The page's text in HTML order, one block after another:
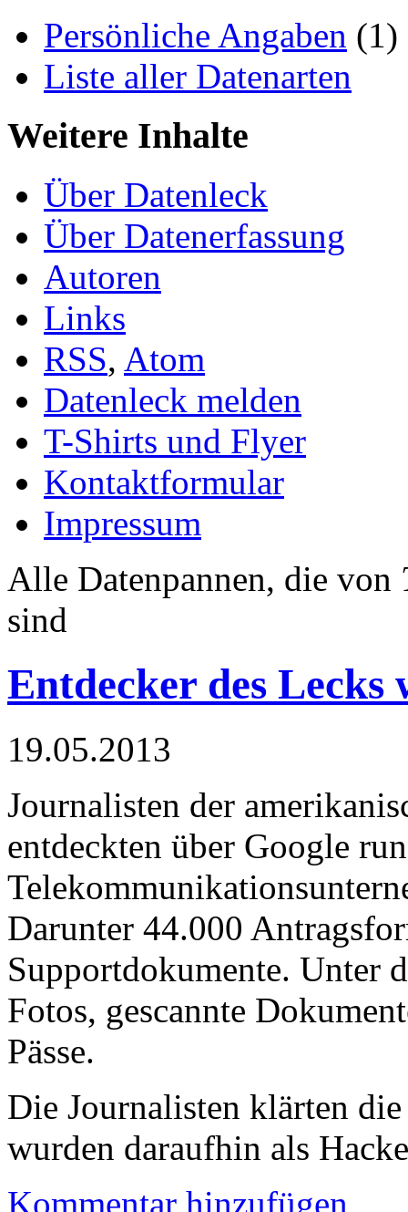
Persönliche Angaben (1)
Liste aller Datenarten
Weitere Inhalte
Über Datenleck
Über Datenerfassung
Autoren
Links
RSS, Atom
Datenleck melden
T-Shirts und Flyer
Kontaktformular
Impressum
Alle Datenpannen, die von
sind
Entdecker des
19.05.2013
Journalisten der
entdeckten über Google
Darunter 44.000
Supportdokumente. Unter
Fotos, gescannte
Pässe.
Die Journalisten klärten
wurden daraufhin als
Kommentar hinzufügen